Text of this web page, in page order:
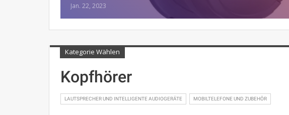
Jan. 22, 2023
Kategorie Wählen
Kopfhörer
LAUTSPRECHER UND INTELLIGENTE AUDIOGERÄTE MOBILTELEFONE UND ZUBEHÖR